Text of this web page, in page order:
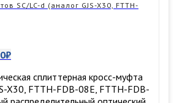
SC/LC-d (аналог GJS-X30, FTTH-
₽
сплиттерная кросс-муфта
X30, FTTH-FDB-08E, FTTH-FDB-